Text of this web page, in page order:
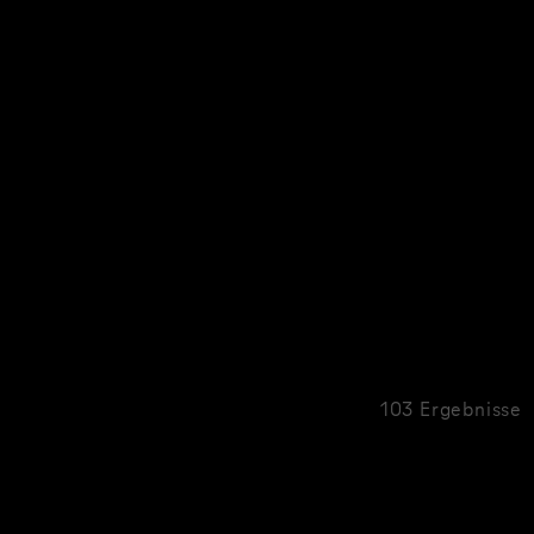
103 Ergebnisse